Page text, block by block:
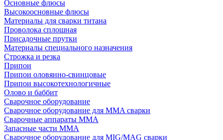
Основные флюсы
Высокоосновные флюсы
Материалы для сварки титана
Проволока сплошная
Присадочные прутки
Материалы специального назначения
Строжка и резка
Припои
Припои оловянно-свинцовые
Припои высокотехнологичные
Олово и баббит
Сварочное оборудование
Сварочное оборудование для MMA сварки
Сварочные аппараты MMA
Запасные части MMA
Сварочное оборудование для MIG/MAG сварки